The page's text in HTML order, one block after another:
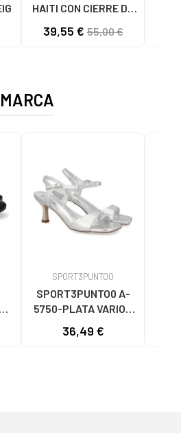
HAITI CON CIERRE DE
GOLD
39,55 €55,00 €
SPORT3PUNTO0
SPORT3PUNTO0 A-
5750-PLATA VARIOS
36,49 €